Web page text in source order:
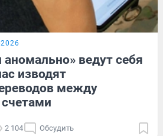
ведут себя
изводят
между
2 104 Обсудить